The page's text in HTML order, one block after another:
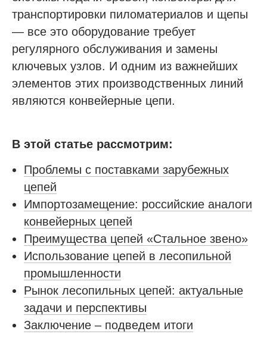
транспортировки пиломатериалов и щепы
— все это оборудование требует
регулярного обслуживания и замены
ключевых узлов. И одним из важнейших
элементов этих производственных линий
являются конвейерные цепи.
В этой статье рассмотрим:
Проблемы с поставками зарубежных
цепей
Импортозамещение: российские аналоги
конвейерных цепей
Преимущества цепей «Стальное звено»
Использование цепей в лесопильной
промышленности
Рынок лесопильных цепей: актуальные
задачи и перспективы
Заключение – подведем итоги